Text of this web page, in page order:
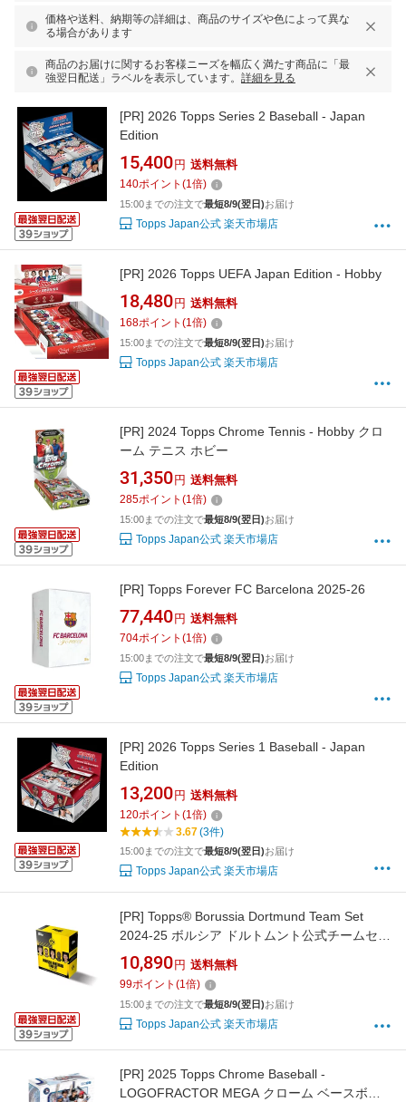
価格や送料、納期等の詳細は、商品のサイズや色によって異な
る場合があります
商品のお届けに関するお客様ニーズを幅広く満たす商品に「最
強翌日配送」ラベルを表示しています。 詳細を見る
[PR] 2026 Topps Series 2 Baseball - Japan
Edition
15,400 円 送料無料
140ポイント (1倍)
15:00までの注文で最短8/9(翌日)お届け
Topps Japan公式 楽天市場店
[PR] 2026 Topps UEFA Japan Edition - Hobby
18,480 円 送料無料
168ポイント (1倍)
15:00までの注文で最短8/9(翌日)お届け
Topps Japan公式 楽天市場店
[PR] 2024 Topps Chrome Tennis - Hobby クロ
ーム テニス ホビー
31,350 円 送料無料
285ポイント (1倍)
15:00までの注文で最短8/9(翌日)お届け
Topps Japan公式 楽天市場店
[PR] Topps Forever FC Barcelona 2025-26
77,440 円 送料無料
704ポイント (1倍)
15:00までの注文で最短8/9(翌日)お届け
Topps Japan公式 楽天市場店
[PR] 2026 Topps Series 1 Baseball - Japan
Edition
13,200 円 送料無料
120ポイント (1倍)
3.67(3件)
15:00までの注文で最短8/9(翌日)お届け
Topps Japan公式 楽天市場店
[PR] Topps® Borussia Dortmund Team Set
2024-25 ボルシア ドルトムント公式チームセッ
ト
10,890 円 送料無料
99ポイント (1倍)
15:00までの注文で最短8/9(翌日)お届け
Topps Japan公式 楽天市場店
[PR] 2025 Topps Chrome Baseball -
LOGOFRACTOR MEGA クローム ベースボー